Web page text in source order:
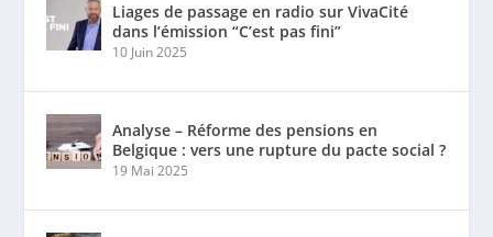
Liages de passage en radio sur VivaCité
dans l’émission “C’est pas fini”
10 Juin 2025
Analyse – Réforme des pensions en
Belgique : vers une rupture du pacte social ?
19 Mai 2025